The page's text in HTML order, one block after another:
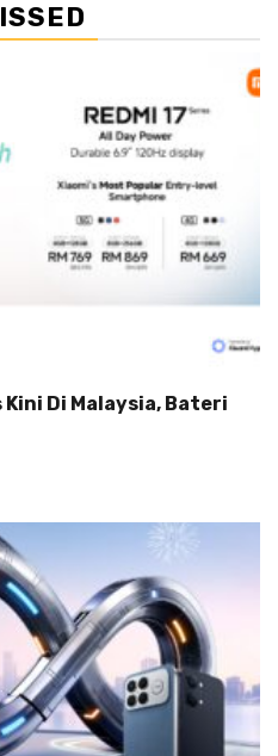
Kini Di Malaysia, Bateri